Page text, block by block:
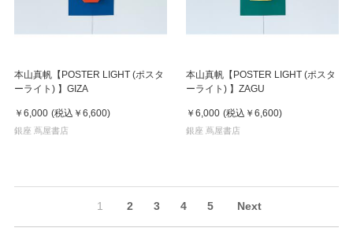
本山真帆【POSTER LIGHT (ポスタ
ーライト) 】GIZA
￥6,000 (税込 ￥6,600)
銀座 蔦屋書店
本山真帆【POSTER LIGHT (ポスタ
ーライト) 】ZAGU
￥6,000 (税込 ￥6,600)
銀座 蔦屋書店
1 2 3 4 5 Next